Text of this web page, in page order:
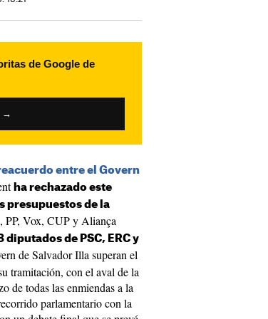
de Google de
→
entre el Govern
ha rechazado este
presupuestos de la
PP, Vox, CUP y Aliança
de PSC, ERC y
de Salvador Illa superan el
tramitación, con el aval de la
de todas las enmiendas a la
parlamentario con la